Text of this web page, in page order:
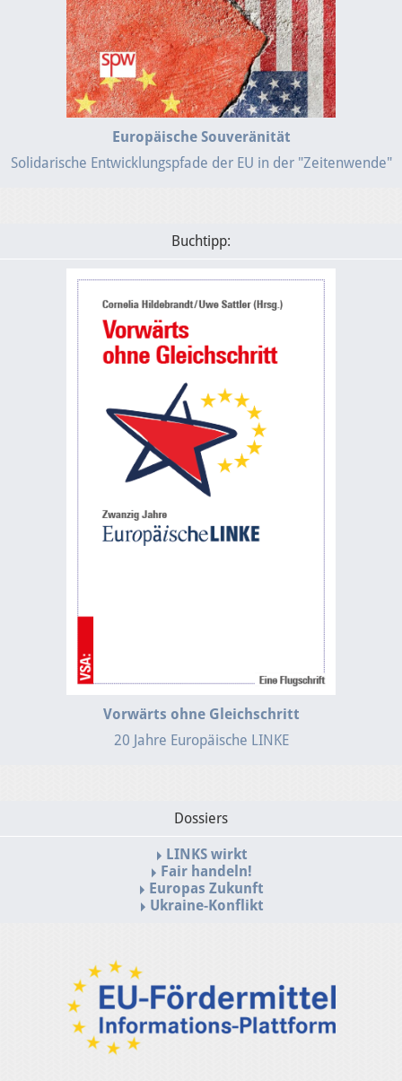
Europäische Souveränität
Solidarische Entwicklungspfade der EU in der "Zeitenwende"
Buchtipp:
Vorwärts ohne Gleichschritt
20 Jahre Europäische LINKE
Dossiers
LINKS wirkt
Fair handeln!
Europas Zukunft
Ukraine-Konflikt